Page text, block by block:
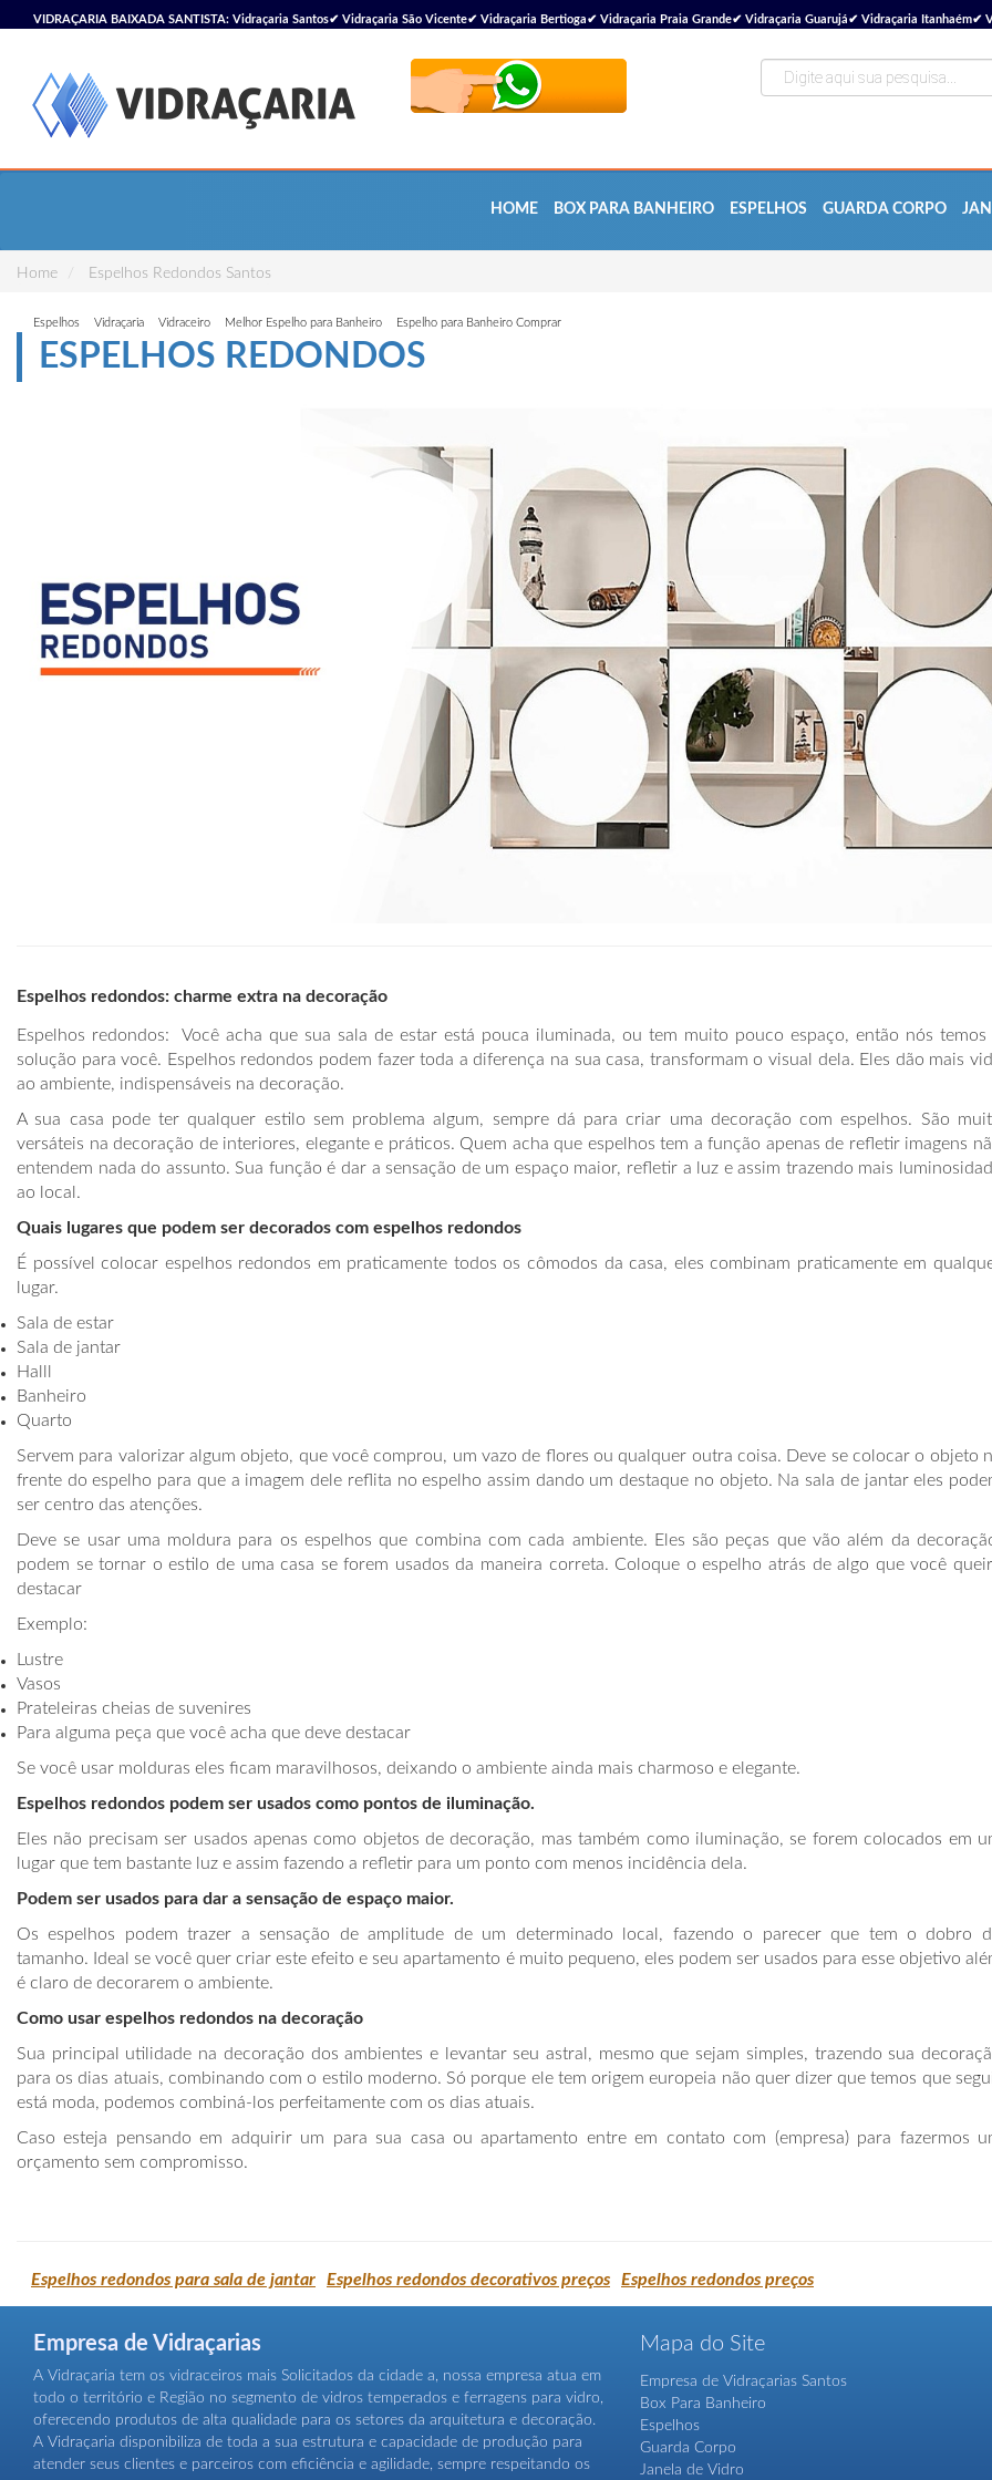
VIDRAÇARIA BAIXADA SANTISTA: Vidraçaria Santos✔ Vidraçaria São Vicente✔ Vidraçaria Bertioga✔ Vidraçaria Praia Grande✔ Vidraçaria Guarujá✔ Vidraçaria Itanhaém✔
HOME BOX PARA BANHEIRO ESPELHOS GUARDA CORPO
Home Espelhos Redondos Santos
Espelhos Vidraçaria Vidraceiro Melhor Espelho para Banheiro Espelho para Banheiro Comprar
ESPELHOS REDONDOS
Espelhos redondos: charme extra na decoração
Espelhos redondos: Você acha que sua sala de estar está pouca iluminada, ou tem muito pouco espaço, então nós temos
solução para você. Espelhos redondos podem fazer toda a diferença na sua casa, transformam o visual dela. Eles dão mais
ao ambiente, indispensáveis na decoração.
A sua casa pode ter qualquer estilo sem problema algum, sempre dá para criar uma decoração com espelhos. São
versáteis na decoração de interiores, elegante e práticos. Quem acha que espelhos tem a função apenas de refletir imagens
entendem nada do assunto. Sua função é dar a sensação de um espaço maior, refletir a luz e assim trazendo mais
ao local.
Quais lugares que podem ser decorados com espelhos redondos
É possível colocar espelhos redondos em praticamente todos os cômodos da casa, eles combinam praticamente em
lugar.
Sala de estar
Sala de jantar
Halll
Banheiro
Quarto
Servem para valorizar algum objeto, que você comprou, um vazo de flores ou qualquer outra coisa. Deve se colocar o objeto
frente do espelho para que a imagem dele reflita no espelho assim dando um destaque no objeto. Na sala de jantar eles
ser centro das atenções.
Deve se usar uma moldura para os espelhos que combina com cada ambiente. Eles são peças que vão além da
podem se tornar o estilo de uma casa se forem usados da maneira correta. Coloque o espelho atrás de algo que você
destacar
Exemplo:
Lustre
Vasos
Prateleiras cheias de suvenires
Para alguma peça que você acha que deve destacar
Se você usar molduras eles ficam maravilhosos, deixando o ambiente ainda mais charmoso e elegante.
Espelhos redondos podem ser usados como pontos de iluminação.
Eles não precisam ser usados apenas como objetos de decoração, mas também como iluminação, se forem colocados em
lugar que tem bastante luz e assim fazendo a refletir para um ponto com menos incidência dela.
Podem ser usados para dar a sensação de espaço maior.
Os espelhos podem trazer a sensação de amplitude de um determinado local, fazendo o parecer que tem o dobro
tamanho. Ideal se você quer criar este efeito e seu apartamento é muito pequeno, eles podem ser usados para esse objetivo
é claro de decorarem o ambiente.
Como usar espelhos redondos na decoração
Sua principal utilidade na decoração dos ambientes e levantar seu astral, mesmo que sejam simples, trazendo sua
para os dias atuais, combinando com o estilo moderno. Só porque ele tem origem europeia não quer dizer que temos que
está moda, podemos combiná-los perfeitamente com os dias atuais.
Caso esteja pensando em adquirir um para sua casa ou apartamento entre em contato com (empresa) para fazermos
orçamento sem compromisso.
Espelhos redondos para sala de jantar Espelhos redondos decorativos preços Espelhos redondos preços
Empresa de Vidraçarias
A Vidraçaria tem os vidraceiros mais Solicitados da cidade a, nossa empresa atua em
todo o território e Região no segmento de vidros temperados e ferragens para vidro,
oferecendo produtos de alta qualidade para os setores da arquitetura e decoração.
A Vidraçaria disponibiliza de toda a sua estrutura e capacidade de produção para
atender seus clientes e parceiros com eficiência e agilidade, sempre respeitando os
Mapa do Site
Empresa de Vidraçarias Santos
Box Para Banheiro
Espelhos
Guarda Corpo
Janela de Vidro